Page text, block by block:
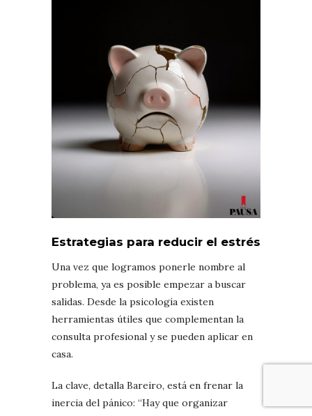
Estrategias para reducir el estrés
Una vez que logramos ponerle nombre al
problema, ya es posible empezar a buscar
salidas. Desde la psicología existen
herramientas útiles que complementan la
consulta profesional y se pueden aplicar en
casa.
La clave, detalla Bareiro, está en frenar la
inercia del pánico: “Hay que organizar